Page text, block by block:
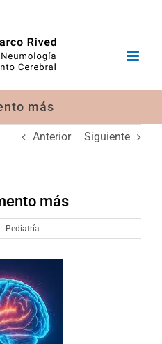
más
Anterior Siguiente
más
Pediatría